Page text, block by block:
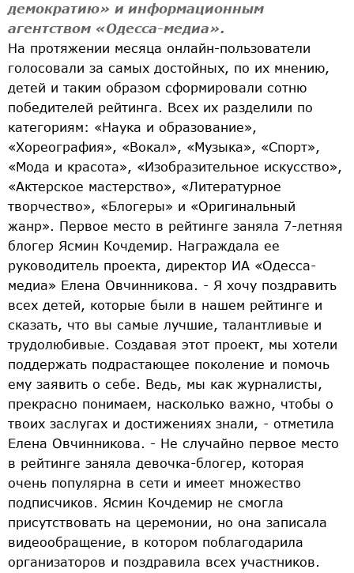
демократию» и информационным
агентством «Одесса-медиа».
На протяжении месяца онлайн-пользователи
голосовали за самых достойных, по их мнению,
детей и таким образом сформировали сотню
победителей рейтинга. Всех их разделили по
категориям: «Наука и образование»,
«Хореография», «Вокал», «Музыка», «Спорт»,
«Мода и красота», «Изобразительное искусство»,
«Актерское мастерство», «Литературное
творчество», «Блогеры» и «Оригинальный
жанр». Первое место в рейтинге заняла 7-летняя
блогер Ясмин Кочдемир. Награждала ее
руководитель проекта, директор ИА «Одесса-
медиа» Елена Овчинникова. - Я хочу поздравить
всех детей, которые были в нашем рейтинге и
сказать, что вы самые лучшие, талантливые и
трудолюбивые. Создавая этот проект, мы хотели
поддержать подрастающее поколение и помочь
ему заявить о себе. Ведь, мы как журналисты,
прекрасно понимаем, насколько важно, чтобы о
твоих заслугах и достижениях знали, - отметила
Елена Овчинникова. - Не случайно первое место
в рейтинге заняла девочка-блогер, которая
очень популярна в сети и имеет множество
подписчиков. Ясмин Кочдемир не смогла
присутствовать на церемонии, но она записала
видеообращение, в котором поблагодарила
организаторов и поздравила всех участников.